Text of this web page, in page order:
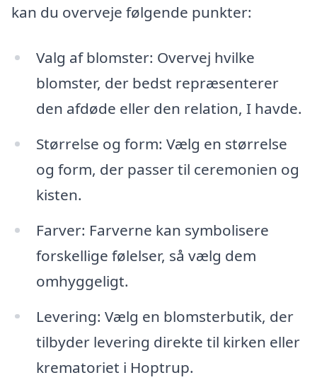
kan du overveje følgende punkter:
Valg af blomster: Overvej hvilke
blomster, der bedst repræsenterer
den afdøde eller den relation, I havde.
Størrelse og form: Vælg en størrelse
og form, der passer til ceremonien og
kisten.
Farver: Farverne kan symbolisere
forskellige følelser, så vælg dem
omhyggeligt.
Levering: Vælg en blomsterbutik, der
tilbyder levering direkte til kirken eller
krematoriet i Hoptrup.